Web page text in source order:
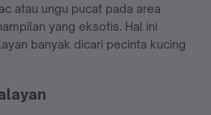
atau ungu pucat pada area
yang eksotis. Hal ini
banyak dicari pecinta kucing